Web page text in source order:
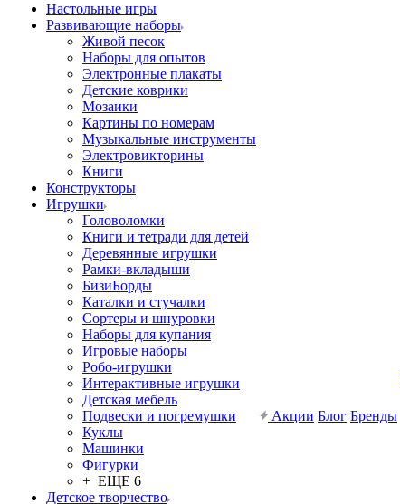
Настольные игры
Развивающие наборы
Живой песок
Наборы для опытов
Электронные плакаты
Детские коврики
Мозаики
Картины по номерам
Музыкальные инструменты
Электровикторины
Книги
Конструкторы
Игрушки
Головоломки
Книги и тетради для детей
Деревянные игрушки
Рамки-вкладыши
БизиБорды
Каталки и стучалки
Сортеры и шнуровки
Наборы для купания
Игровые наборы
Робо-игрушки
Интерактивные игрушки
Детская мебель
Подвески и погремушки
Куклы
Машинки
Фигурки
+ ЕЩЕ 6
Детское творчество
Акции Блог Бренды